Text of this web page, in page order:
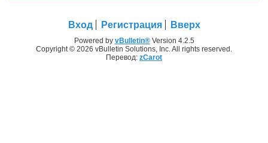
Вход Регистрация Вверх
Powered by vBulletin®Version 4.2.5
Copyright © 2026 vBulletin Solutions, Inc. All rights reserved.
Перевод: zCarot